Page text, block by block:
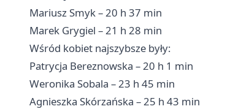
Mariusz Smyk – 20 h 37 min
Marek Grygiel – 21 h 28 min
Wśród kobiet najszybsze były:
Patrycja Bereznowska – 20 h 1 min
Weronika Sobala – 23 h 45 min
Agnieszka Skórzańska – 25 h 43 min